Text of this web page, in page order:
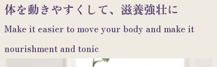
体を動きやすくして、滋養強壮に
Make it easier to move your body and make it
nourishment and tonic